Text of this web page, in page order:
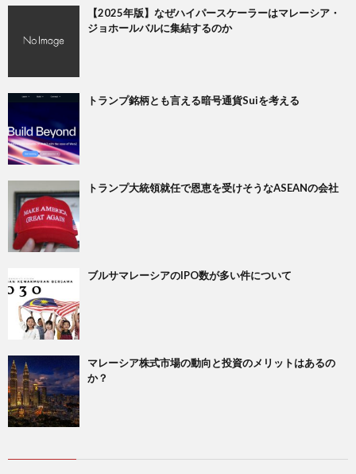
【2025年版】なぜハイパースケーラーはマレーシア・
ジョホールバルに集結するのか
トランプ銘柄とも言える暗号通貨Suiを考える
トランプ大統領就任で恩恵を受けそうなASEANの会社
ブルサマレーシアのIPO数が多い件について
マレーシア株式市場の動向と投資のメリットはあるの
か？